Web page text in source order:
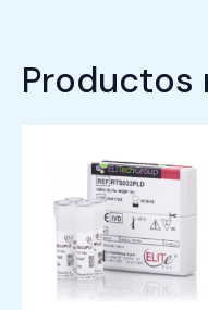
Productos